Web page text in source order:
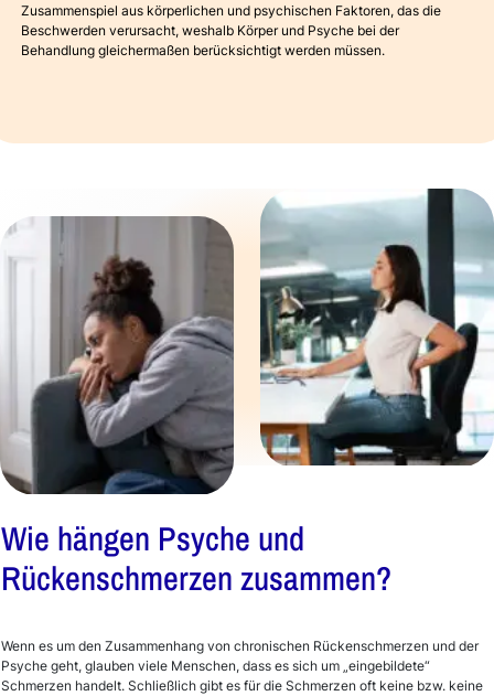
Zusammenspiel aus körperlichen und psychischen Faktoren, das die
Beschwerden verursacht, weshalb Körper und Psyche bei der
Behandlung gleichermaßen berücksichtigt werden müssen.
Wie hängen Psyche und
Rückenschmerzen zusammen?
Wenn es um den Zusammenhang von chronischen Rückenschmerzen und der
Psyche geht, glauben viele Menschen, dass es sich um „eingebildete“
Schmerzen handelt. Schließlich gibt es für die Schmerzen oft keine bzw. keine